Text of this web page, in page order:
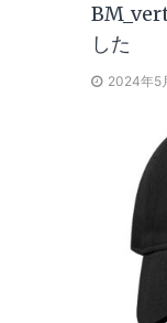
した
2024年5